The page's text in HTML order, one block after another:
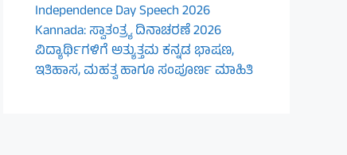
Independence Day Speech 2026
Kannada: ಸ್ವಾತಂತ್ರ್ಯ ದಿನಾಚರಣೆ 2026
ವಿದ್ಯಾರ್ಥಿಗಳಿಗೆ ಅತ್ಯುತ್ತಮ ಕನ್ನಡ ಭಾಷಣ,
ಇತಿಹಾಸ, ಮಹತ್ವ ಹಾಗೂ ಸಂಪೂರ್ಣ ಮಾಹಿತಿ